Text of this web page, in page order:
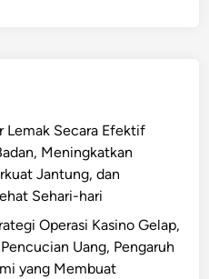
Lemak Secara Efektif
Meningkatkan
Jantung, dan
Sehari-hari
Operasi Kasino Gelap,
Uang, Pengaruh
yang Membuat